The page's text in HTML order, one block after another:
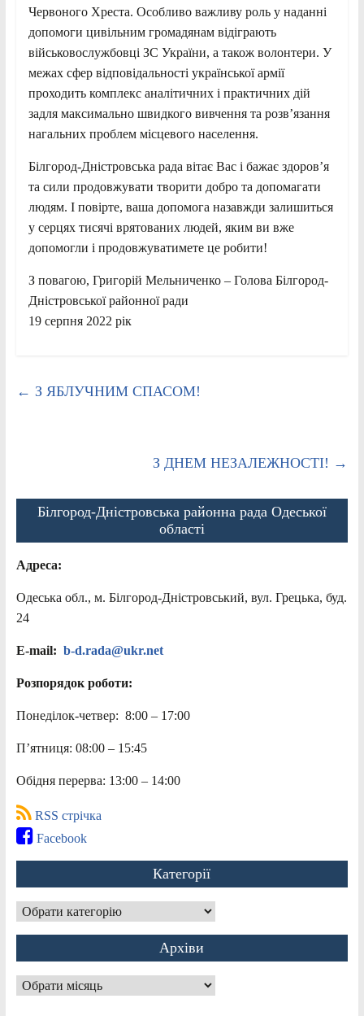
Червоного Хреста. Особливо важливу роль у наданні
допомоги цивільним громадянам відіграють
військовослужбовці ЗС України, а також волонтери. У
межах сфер відповідальності української армії
проходить комплекс аналітичних і практичних дій
задля максимально швидкого вивчення та розв’язання
нагальних проблем місцевого населення.
Білгород-Дністровська рада вітає Вас і бажає здоров’я
та сили продовжувати творити добро та допомагати
людям. І повірте, ваша допомога назавжди залишиться
у серцях тисячі врятованих людей, яким ви вже
допомогли і продовжуватимете це робити!
З повагою, Григорій Мельниченко – Голова Білгород-
Дністровської районної ради
19 серпня 2022 рік
← З ЯБЛУЧНИМ СПАСОМ!
З ДНЕМ НЕЗАЛЕЖНОСТІ! →
Білгород-Дністровська районна рада Одеської
області
Адреса:
Одеська обл., м. Білгород-Дністровський, вул. Грецька, буд.
24
E-mail: b-d.rada@ukr.net
Розпорядок роботи:
Понеділок-четвер: 8:00 – 17:00
П’ятниця: 08:00 – 15:45
Обідня перерва: 13:00 – 14:00
RSS стрічка
Facebook
Категорії
Категорії
Архіви
Архіви